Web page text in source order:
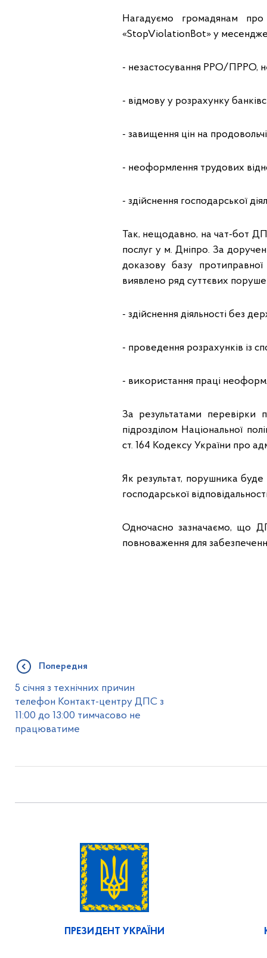
Нагадуємо громадянам
«StopViolationBot» у
- незастосування РРО/ПРРО,
- відмову у розрахунку
- завищення цін на
- неоформлення трудових
- здійснення господарської
Так, нещодавно, на чат-бот
послуг у м. Дніпро. За
доказову базу
виявлено ряд суттєвих
- здійснення діяльності без
- проведення розрахунків із
- використання праці
За результатами перевірки
підрозділом Національної
ст. 164 Кодексу України про
Як результат, порушника буде
господарської
Одночасно зазначаємо, що
повноваження для
Попередня
5 січня з технічних причин
телефон Контакт-центру ДПС з
11:00 до 13:00 тимчасово не
працюватиме
ПРЕЗИДЕНТ УКРАЇНИ